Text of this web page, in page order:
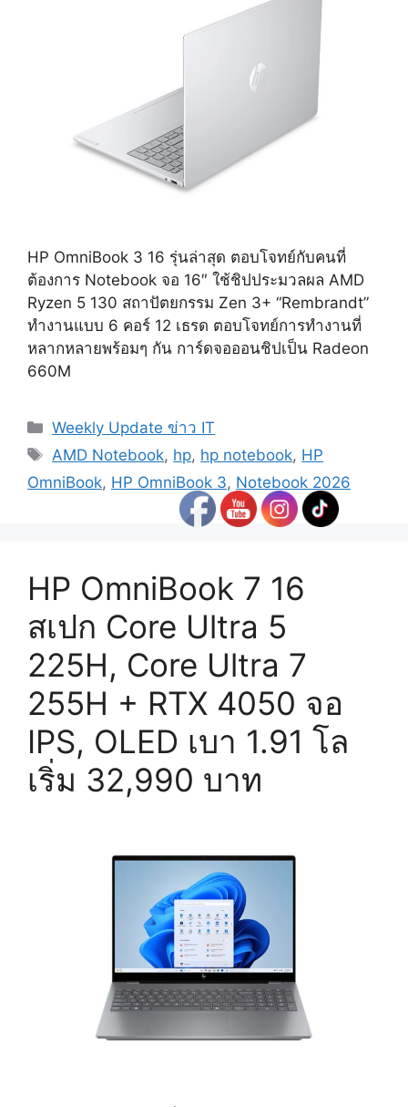
HP OmniBook 3 16 รุ่นล่าสุด ตอบโจทย์กับคนที่
ต้องการ Notebook จอ 16″ ใช้ชิปประมวลผล AMD
Ryzen 5 130 สถาปัตยกรรม Zen 3+ “Rembrandt”
ทำงานแบบ 6 คอร์ 12 เธรด ตอบโจทย์การทำงานที่
หลากหลายพร้อมๆ กัน การ์ดจอออนชิปเป็น Radeon
660M
Categories
Weekly Update ข่าว IT
Tags
AMD Notebook, hp, hp notebook, HP
OmniBook, HP OmniBook 3, Notebook 2026
HP OmniBook 7 16
สเปก Core Ultra 5
225H, Core Ultra 7
255H + RTX 4050 จอ
IPS, OLED เบา 1.91 โล
เริ่ม 32,990 บาท